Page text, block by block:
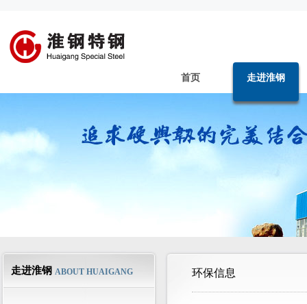
首页 走进淮钢
走进淮钢 ABOUT HUAIGANG 环保信息